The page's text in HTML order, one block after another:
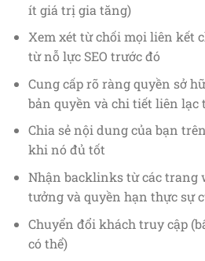
ít giá trị gia tăng)
Xem xét từ chối mọi liên kết
từ nỗ lực SEO trước đó
Cung cấp rõ ràng quyền sở
bản quyền và chi tiết liên lạc
Chia sẻ nội dung của bạn
khi nó đủ tốt
Nhận backlinks từ các trang
tưởng và quyền hạn thực sự
Chuyển đổi khách truy cập
có thể)